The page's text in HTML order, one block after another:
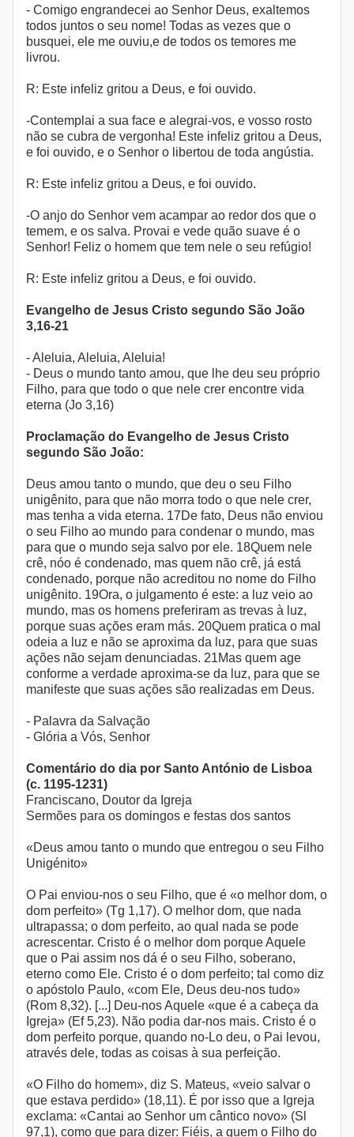
- Comigo engrandecei ao Senhor Deus, exaltemos
todos juntos o seu nome! Todas as vezes que o
busquei, ele me ouviu,e de todos os temores me
livrou.
R: Este infeliz gritou a Deus, e foi ouvido.
-Contemplai a sua face e alegrai-vos, e vosso rosto
não se cubra de vergonha! Este infeliz gritou a Deus,
e foi ouvido, e o Senhor o libertou de toda angústia.
R: Este infeliz gritou a Deus, e foi ouvido.
-O anjo do Senhor vem acampar ao redor dos que o
temem, e os salva. Provai e vede quão suave é o
Senhor! Feliz o homem que tem nele o seu refúgio!
R: Este infeliz gritou a Deus, e foi ouvido.
Evangelho de Jesus Cristo segundo São João
3,16-21
- Aleluia, Aleluia, Aleluia!
- Deus o mundo tanto amou, que lhe deu seu próprio
Filho, para que todo o que nele crer encontre vida
eterna (Jo 3,16)
Proclamação do Evangelho de Jesus Cristo
segundo São João:
Deus amou tanto o mundo, que deu o seu Filho
unigênito, para que não morra todo o que nele crer,
mas tenha a vida eterna. 17De fato, Deus não enviou
o seu Filho ao mundo para condenar o mundo, mas
para que o mundo seja salvo por ele. 18Quem nele
crê, nóo é condenado, mas quem não crê, já está
condenado, porque não acreditou no nome do Filho
unigênito. 19Ora, o julgamento é este: a luz veio ao
mundo, mas os homens preferiram as trevas à luz,
porque suas ações eram más. 20Quem pratica o mal
odeia a luz e não se aproxima da luz, para que suas
ações não sejam denunciadas. 21Mas quem age
conforme a verdade aproxima-se da luz, para que se
manifeste que suas ações são realizadas em Deus.
- Palavra da Salvação
- Glória a Vós, Senhor
Comentário do dia por Santo António de Lisboa
(c. 1195-1231)
Franciscano, Doutor da Igreja
Sermões para os domingos e festas dos santos
«Deus amou tanto o mundo que entregou o seu Filho
Unigénito»
O Pai enviou-nos o seu Filho, que é «o melhor dom, o
dom perfeito» (Tg 1,17). O melhor dom, que nada
ultrapassa; o dom perfeito, ao qual nada se pode
acrescentar. Cristo é o melhor dom porque Aquele
que o Pai assim nos dá é o seu Filho, soberano,
eterno como Ele. Cristo é o dom perfeito; tal como diz
o apóstolo Paulo, «com Ele, Deus deu-nos tudo»
(Rom 8,32). [...] Deu-nos Aquele «que é a cabeça da
Igreja» (Ef 5,23). Não podia dar-nos mais. Cristo é o
dom perfeito porque, quando no-Lo deu, o Pai levou,
através dele, todas as coisas à sua perfeição.
«O Filho do homem», diz S. Mateus, «veio salvar o
que estava perdido» (18,11). É por isso que a Igreja
exclama: «Cantai ao Senhor um cântico novo» (Sl
97,1), como que para dizer: Fiéis, a quem o Filho do